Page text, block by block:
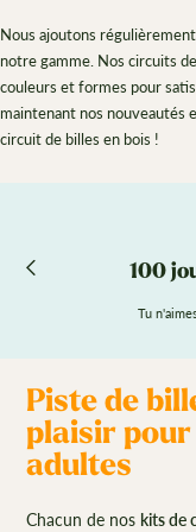
Nous ajoutons
notre gamme. Nos circuits
couleurs et formes pour
maintenant nos nouveautés
circuit de billes en bois !
100
Tu
Piste de
plaisir pour
adultes
Chacun de nos kits de